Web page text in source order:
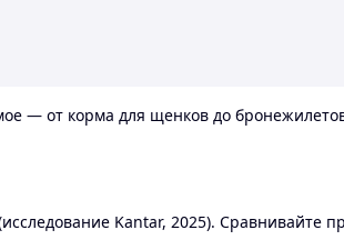
— от корма для щенков до
Kantar, 2025). Сравнивайте